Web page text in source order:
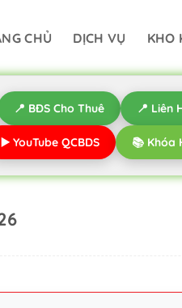
CHỦ DỊCH VỤ KHO
📍 BĐS Cho Thuê 📍 Liên
▶️ YouTube QCBDS 📚 Khóa